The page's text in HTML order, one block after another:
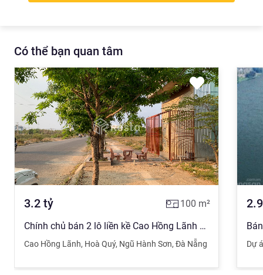
Có thể bạn quan tâm
3.2 tỷ 100 m²
Chính chủ bán 2 lô liền kề Cao Hồng Lãnh giá ĐẦU TƯ
Cao Hồng Lãnh, Hoà Quý, Ngũ Hành Sơn, Đà Nẵng
2.9
Dự